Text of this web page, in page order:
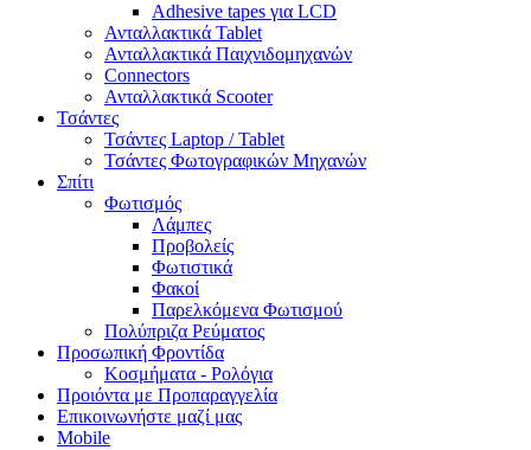
Adhesive tapes για LCD
Ανταλλακτικά Tablet
Ανταλλακτικά Παιχνιδομηχανών
Connectors
Ανταλλακτικά Scooter
Τσάντες
Τσάντες Laptop / Tablet
Τσάντες Φωτoγραφικών Μηχανών
Σπίτι
Φωτισμός
Λάμπες
Προβολείς
Φωτιστικά
Φακοί
Παρελκόμενα Φωτισμού
Πολύπριζα Ρεύματος
Προσωπική Φροντίδα
Κοσμήματα - Ρολόγια
Προιόντα με Προπαραγγελία
Επικοινωνήστε μαζί μας
Mobile